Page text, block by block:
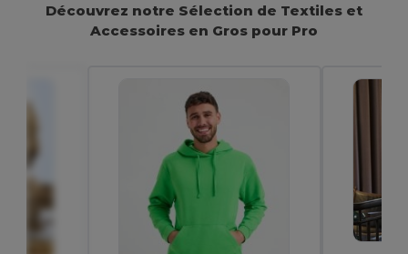
Découvrez notre Sélection de Textiles et
Accessoires en Gros pour Pro